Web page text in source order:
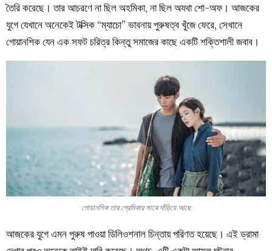
তৈরি করেছে। তার আচরণে না ছিল অহমিকা, না ছিল অযথা শো-অফ। আজকের
যুগে যেখানে অনেকেই টক্সিক “ম্যাচো” ভাবনায় পুরুষত্ব খুঁজে ফেরে, সেখানে
গোয়ানশিক যেন এক সফট চরিত্র কিন্তু সমাজের কাছে একটি শক্তিশালী জবাব।
গোয়ানশিক তার প্রেমিকার সাথে দাঁড়িয়ে আছে
আজকের যুগে এমন পুরুষ পাওয়া ডিলিওশনাল চিন্তায় পরিণত হয়েছে। এই ড্রামা